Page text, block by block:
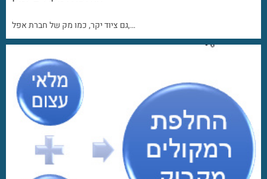
גם ציוד יקר, כמו מק של חברת אפל,…